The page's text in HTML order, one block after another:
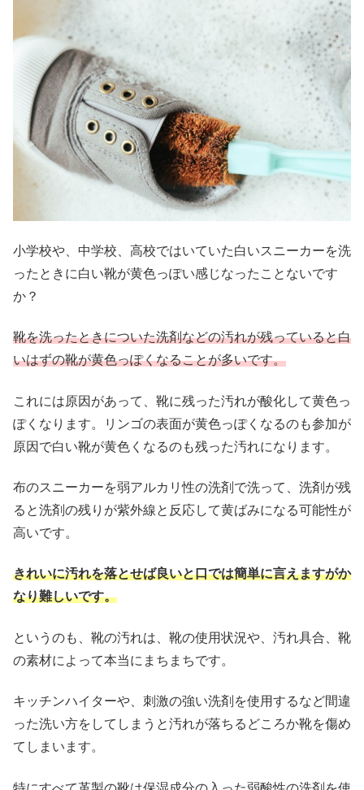
小学校や、中学校、高校ではいていた白いスニーカーを洗
ったときに白い靴が黄色っぽい感じなったことないです
か？
靴を洗ったときについた洗剤などの汚れが残っていると白
いはずの靴が黄色っぽくなることが多いです。
これには原因があって、靴に残った汚れが酸化して黄色っ
ぽくなります。リンゴの表面が黄色っぽくなるのも参加が
原因で白い靴が黄色くなるのも残った汚れになります。
布のスニーカーを弱アルカリ性の洗剤で洗って、洗剤が残
ると洗剤の残りが紫外線と反応して黄ばみになる可能性が
高いです。
きれいに汚れを落とせば良いと口では簡単に言えますがか
なり難しいです。
というのも、靴の汚れは、靴の使用状況や、汚れ具合、靴
の素材によって本当にまちまちです。
キッチンハイターや、刺激の強い洗剤を使用するなど間違
った洗い方をしてしまうと汚れが落ちるどころか靴を傷め
てしまいます。